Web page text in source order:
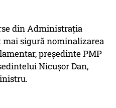
din Administraţia
mai sigură nominalizarea
preşedinte PMP
Nicuşor Dan,